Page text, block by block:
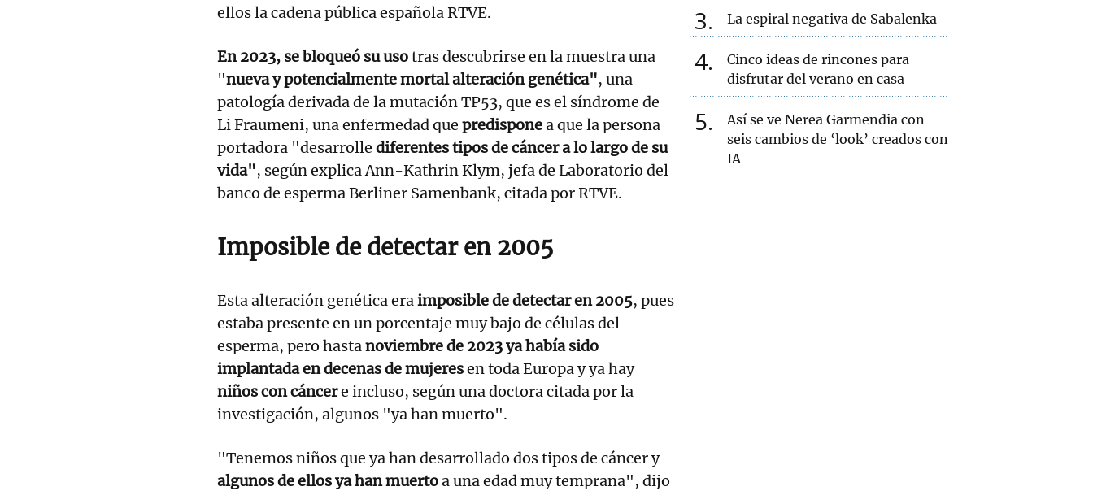
ellos la cadena pública española RTVE.
En 2023, se bloqueó su usotras descubrirse en la muestra una
"nueva y potencialmente mortal alteración genética", una
patología derivada de la mutación TP53, que es el síndrome de
Li Fraumeni, una enfermedad que predisponea que la persona
portadora "desarrolle diferentes tipos de cáncer a lo largo de su
vida", según explica Ann-Kathrin Klym, jefa de Laboratorio del
banco de esperma Berliner Samenbank, citada por RTVE.
Imposible de detectar en 2005
Esta alteración genética eraimposible de detectar en 2005, pues
estaba presente en un porcentaje muy bajo de células del
esperma, pero hastanoviembre de 2023 ya había sido
implantada en decenas de mujeresen toda Europa y ya hay
niños con cáncere incluso, según una doctora citada por la
investigación, algunos "ya han muerto".
"Tenemos niños que ya han desarrollado dos tipos de cáncer y
algunos de ellos ya han muertoa una edad muy temprana", dijo
3 La espiral negativa de Sabalenka
4
Cinco ideas de rincones para
disfrutar del verano en casa
5
Así se ve Nerea Garmendia con
seis cambios de ‘look’ creados con
IA